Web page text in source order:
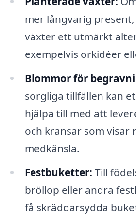
mer långvarig
växter ett utmärkt
exempelvis orkidéer
Blommor för
sorgliga tillfällen kan
hjälpa till med att
och kransar som visar
medkänsla.
Festbuketter: Till
bröllop eller andra
få skräddarsydda